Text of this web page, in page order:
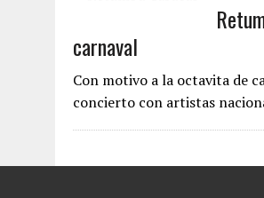
carnaval
Con motivo a la octavita de
concierto con artistas